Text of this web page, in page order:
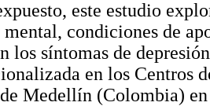
este estudio
condiciones de
los síntomas de
en los Centros
Medellín (Colombia)